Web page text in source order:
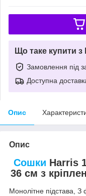
Що таке купити
Замовлення під
Доступна
Опис
Опис
Сошки Harris
36 см з
Монолітне підстава, З